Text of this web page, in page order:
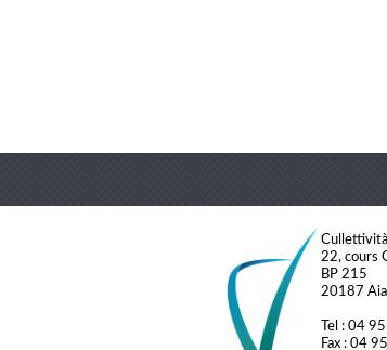
22, cours
BP 215
20187
Tel : 04
Fax : 04